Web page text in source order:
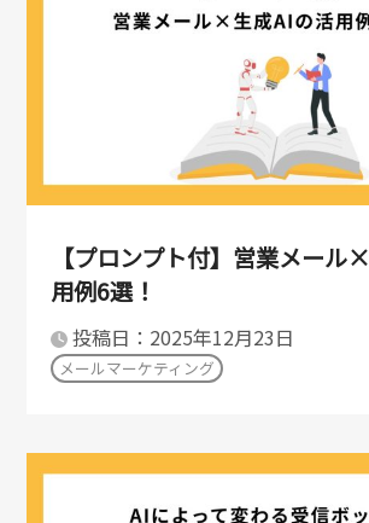
【プロンプト付】営業メール
用例6選！
投稿日：2025年12月23日
メールマーケティング